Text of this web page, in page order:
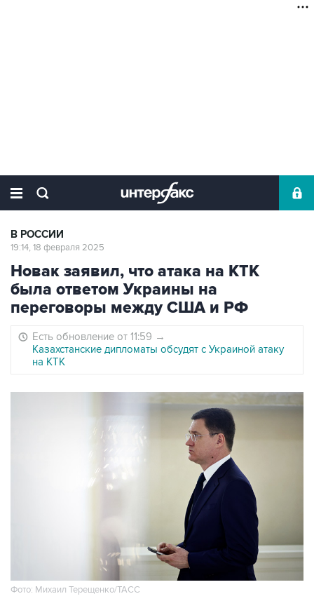
В РОССИИ
19:14, 18 февраля 2025
Новак заявил, что атака на КТК
была ответом Украины на
переговоры между США и РФ
Есть обновление от 11:59 →
Казахстанские дипломаты обсудят с Украиной атаку
на КТК
Фото: Михаил Терещенко/ТАСС